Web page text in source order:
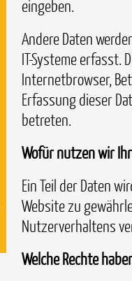
eingeben.
Andere Daten
IT-Systeme erfasst.
Internetbrowser,
Erfassung dieser
betreten.
Wofür nutzen wir
Ein Teil der Daten
Website zu
Nutzerverhaltens
Welche Rechte